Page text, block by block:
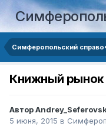
Симферопольский
Книжный рынок
Автор
5 июня, 2015 в